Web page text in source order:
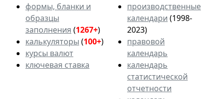
формы, бланки и
образцы
заполнения (1267+)
калькуляторы (100+)
курсы валют
ключевая ставка
производственные
календари (1998-
2023)
правовой
календарь
календарь
статистической
отчетности